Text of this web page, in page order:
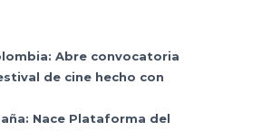
Abre convocatoria
de cine hecho con
Nace Plataforma del